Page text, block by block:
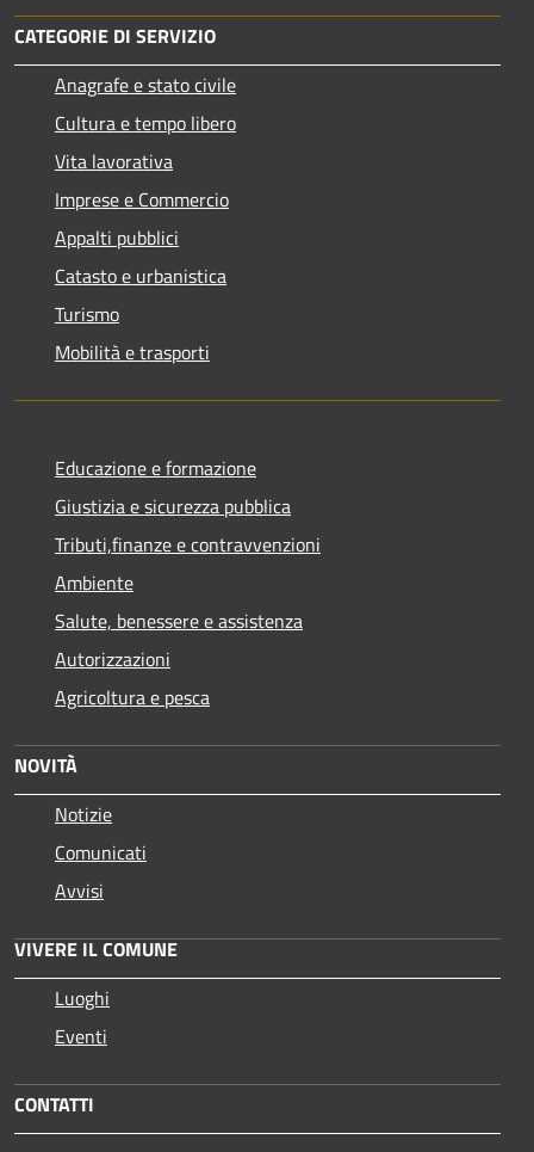
CATEGORIE DI SERVIZIO
Anagrafe e stato civile
Cultura e tempo libero
Vita lavorativa
Imprese e Commercio
Appalti pubblici
Catasto e urbanistica
Turismo
Mobilità e trasporti
Educazione e formazione
Giustizia e sicurezza pubblica
Tributi,finanze e contravvenzioni
Ambiente
Salute, benessere e assistenza
Autorizzazioni
Agricoltura e pesca
NOVITÀ
Notizie
Comunicati
Avvisi
VIVERE IL COMUNE
Luoghi
Eventi
CONTATTI